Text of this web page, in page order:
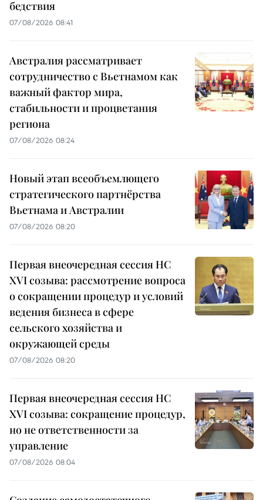
бедствия
07/08/2026 08:41
Австралия рассматривает
сотрудничество с Вьетнамом как
важный фактор мира,
стабильности и процветания
региона
07/08/2026 08:24
Новый этап всеобъемлющего
стратегического партнёрства
Вьетнама и Австралии
07/08/2026 08:20
Первая внеочередная сессия НС
XVI созыва: рассмотрение вопроса
о сокращении процедур и условий
ведения бизнеса в сфере
сельского хозяйства и
окружающей среды
07/08/2026 08:20
Первая внеочередная сессия НС
XVI созыва: сокращение процедур,
но не ответственности за
управление
07/08/2026 08:04